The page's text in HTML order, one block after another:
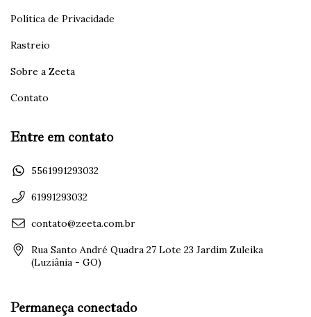
Política de Privacidade
Rastreio
Sobre a Zeeta
Contato
Entre em contato
5561991293032
61991293032
contato@zeeta.com.br
Rua Santo André Quadra 27 Lote 23 Jardim Zuleika
(Luziânia - GO)
Permaneça conectado